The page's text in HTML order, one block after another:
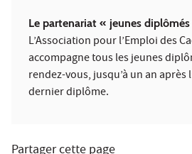
Le partenariat « jeunes diplômés
L’Association pour l’Emploi des
accompagne tous les jeunes
rendez-vous, jusqu’à un an
dernier diplôme.